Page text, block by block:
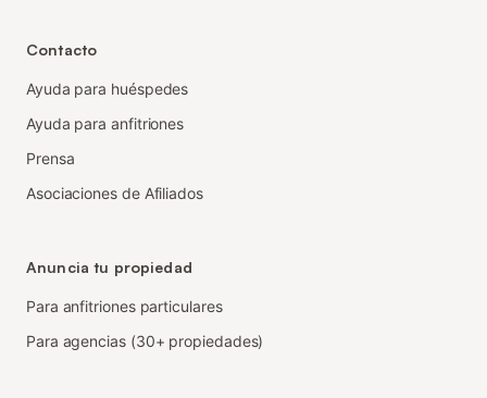
Contacto
Ayuda para huéspedes
Ayuda para anfitriones
Prensa
Asociaciones de Afiliados
Anuncia tu propiedad
Para anfitriones particulares
Para agencias (30+ propiedades)